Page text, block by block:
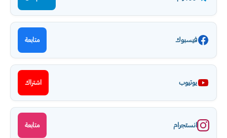
فيسبوك متابعة
يوتيوب اشتراك
انستجرام متابعة